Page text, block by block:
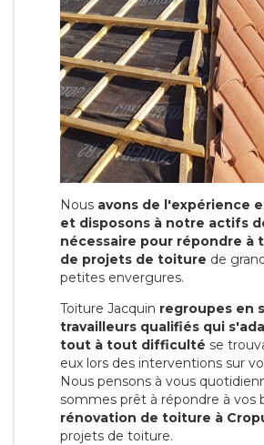
Nous avons de l'expérience
et disposons à notre actifs
nécessaire pour répondre à
de projets de toiture de
petites envergures.
Toiture Jacquin regroupes en
travailleurs qualifiés qui
tout à tout difficulté se
eux lors des interventions sur
Nous pensons à vous
sommes prêt à répondre à vos
rénovation de toiture à
projets de toiture.